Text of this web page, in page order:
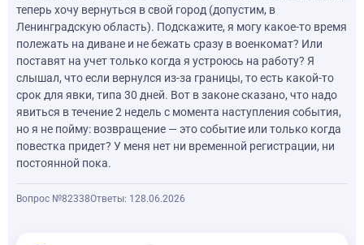
теперь хочу вернуться в свой город (допустим, в
Ленинградскую область). Подскажите, я могу какое-то время
полежать на диване и не бежать сразу в военкомат? Или
поставят на учет только когда я устроюсь на работу? Я
слышал, что если вернулся из-за границы, то есть какой-то
срок для явки, типа 30 дней. Вот в законе сказано, что надо
явиться в течение 2 недель с момента наступления события,
но я не пойму: возвращение — это событие или только когда
повестка придет? У меня нет ни временной регистрации, ни
постоянной пока.
Вопрос №82338Ответы: 1 28.06.2026